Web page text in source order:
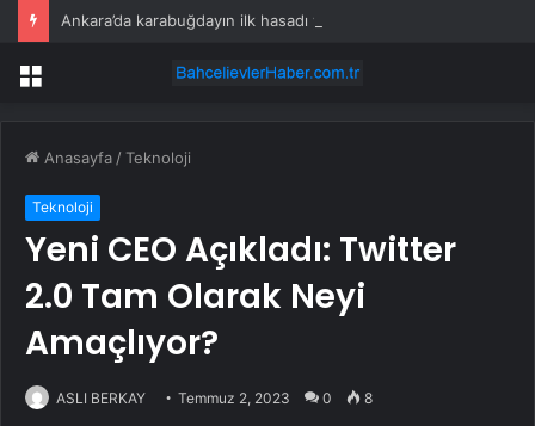
Ankara’da karabuğdayın ilk hasadı yapıldı
Menü
Anasayfa /Teknoloji
Teknoloji
Yeni CEO Açıkladı: Twitter
2.0 Tam Olarak Neyi
Amaçlıyor?
ASLI BERKAY Temmuz 2, 2023 0 8